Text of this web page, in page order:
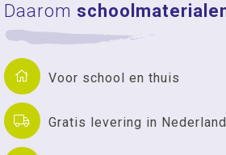
Daarom
Voor school en thuis
Gratis levering in